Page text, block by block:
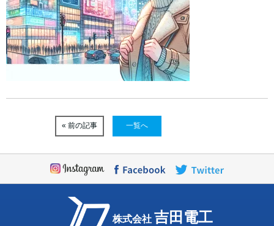
« 前の記事 一覧へ
株式会社 吉田電工